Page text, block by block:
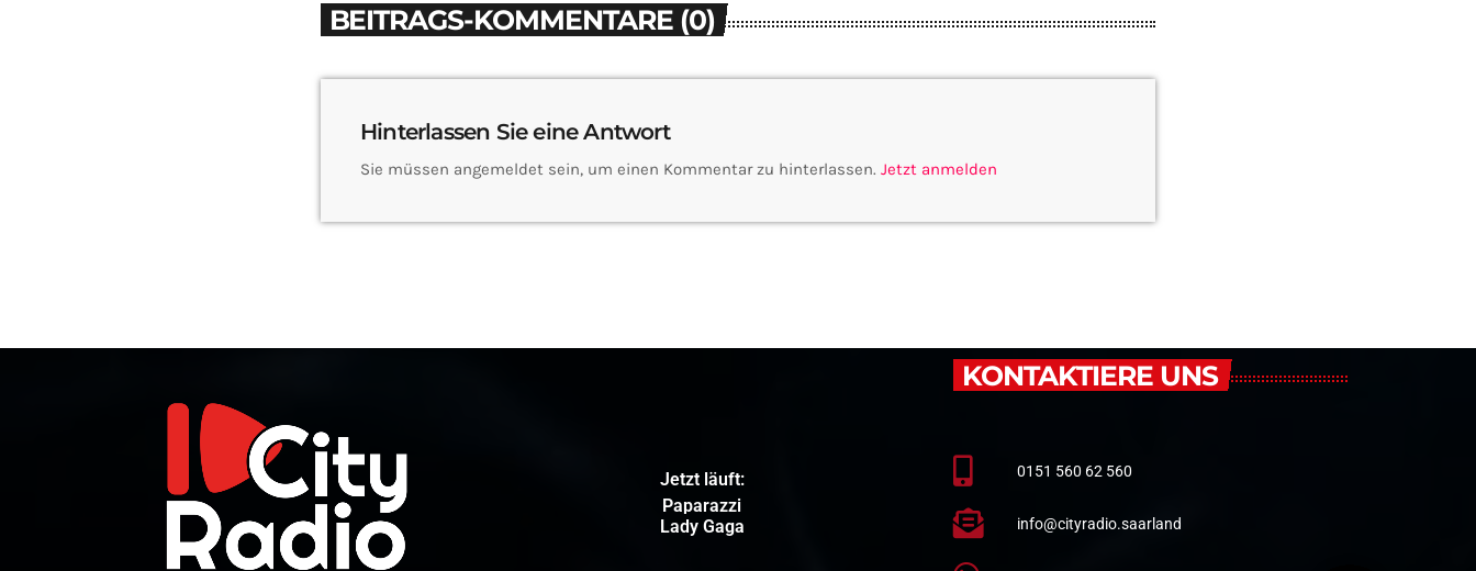
BEITRAGS-KOMMENTARE (0)
Hinterlassen Sie eine Antwort
Sie müssen angemeldet sein, um einen Kommentar zu hinterlassen. Jetzt anmelden
Jetzt läuft:
Paparazzi
Lady Gaga
KONTAKTIERE UNS
0151 560 62 560
info@cityradio.saarland